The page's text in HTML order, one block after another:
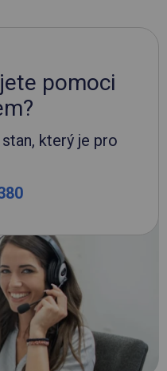
pomoci
který je pro